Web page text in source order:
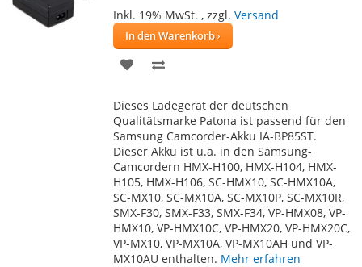
Inkl. 19% MwSt. , zzgl. Versand
In den Warenkorb
ZUR
HINZUFÜGEN
HINZUFÜGEN
Dieses Ladegerät der deutschen
Qualitätsmarke Patona ist passend für den
Samsung Camcorder-Akku IA-BP85ST.
Dieser Akku ist u.a. in den Samsung-
Camcordern HMX-H100, HMX-H104, HMX-
H105, HMX-H106, SC-HMX10, SC-HMX10A,
SC-MX10, SC-MX10A, SC-MX10P, SC-MX10R,
SMX-F30, SMX-F33, SMX-F34, VP-HMX08, VP-
HMX10, VP-HMX10C, VP-HMX20, VP-HMX20C,
VP-MX10, VP-MX10A, VP-MX10AH und VP-
MX10AU enthalten. Mehr erfahren